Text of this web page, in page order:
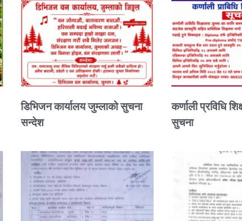
डिभिजन कार्यालय जुम्लाको सुचना
सन्देश
कर्णाली प्रविधि
सुचना